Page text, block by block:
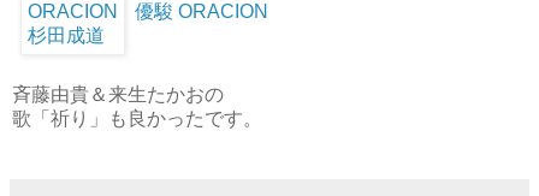
優駿 ORACION
斉藤由貴＆来生たかおの
歌「祈り」も良かったです。